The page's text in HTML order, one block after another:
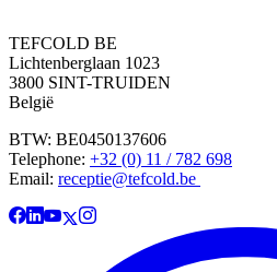
TEFCOLD BE
Lichtenberglaan 1023
3800 SINT-TRUIDEN
België
BTW: BE0450137606
Telephone: +32 (0) 11 / 782 698
Email: receptie@tefcold.be